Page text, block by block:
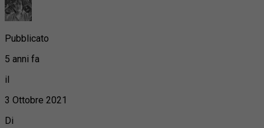
Pubblicato
5 anni fa
il
3 Ottobre 2021
Di